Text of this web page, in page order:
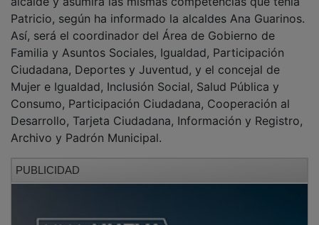
Patricio, según ha informado la alcaldes Ana Guarinos.
Así, será el coordinador del Área de Gobierno de
Familia y Asuntos Sociales, Igualdad, Participación
Ciudadana, Deportes y Juventud, y el concejal de
Mujer e Igualdad, Inclusión Social, Salud Pública y
Consumo, Participación Ciudadana, Cooperación al
Desarrollo, Tarjeta Ciudadana, Información y Registro,
Archivo y Padrón Municipal.